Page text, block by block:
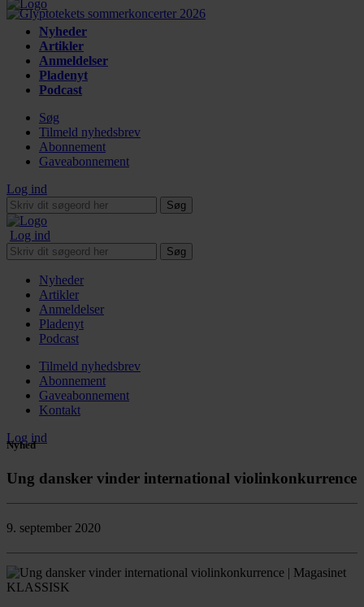
Nyheder
Artikler
Anmeldelser
Pladenyt
Podcast
Søg
Tilmeld nyhedsbrev
Abonnement
Gaveabonnement
Log ind
Søg
Log ind
Søg
Nyheder
Artikler
Anmeldelser
Pladenyt
Podcast
Tilmeld nyhedsbrev
Abonnement
Gaveabonnement
Kontakt
Log ind
Nyhed
Ung dansker vinder international violinkonkurrence
9. september 2020